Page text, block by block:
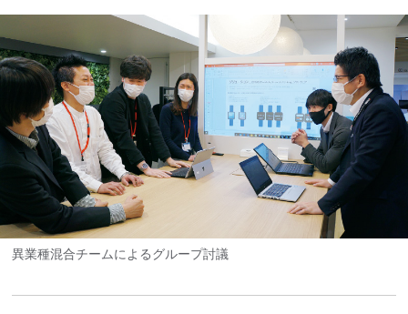
異業種混合チームによるグループ討議